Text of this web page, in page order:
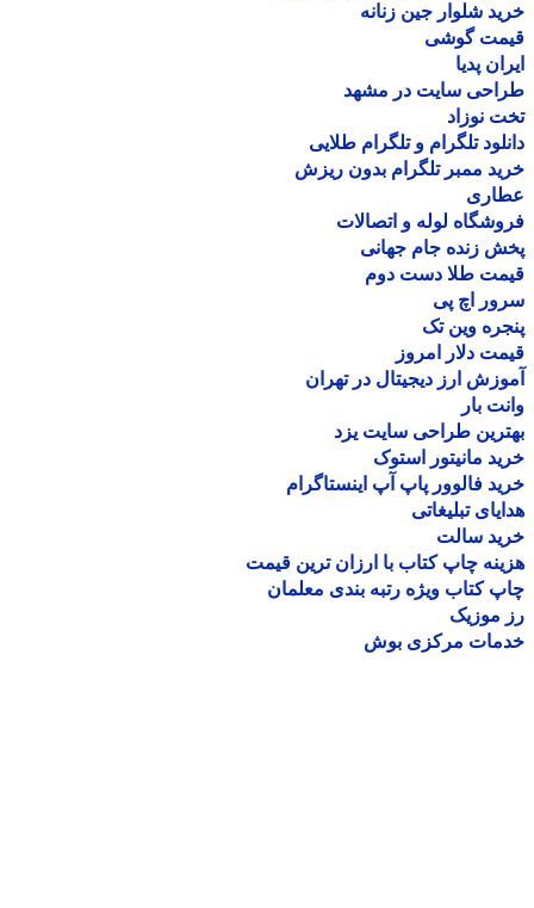
شلوار جین زنانه
گوشی
پدیا
سایت در مشهد
نوزاد
تلگرام و تلگرام طلایی
ممبر تلگرام بدون ریزش
لوله و اتصالات
زنده جام جهانی
طلا دست دوم
اچ پی
وین تک
دلار امروز
ارز دیجیتال در تهران
بار
طراحی سایت یزد
مانیتور استوک
فالوور پاپ آپ اینستاگرام
تبلیغاتی
سالت
چاپ کتاب با ارزان ترین قیمت
کتاب ویژه رتبه بندی معلمان
موزیک
مرکزی بوش